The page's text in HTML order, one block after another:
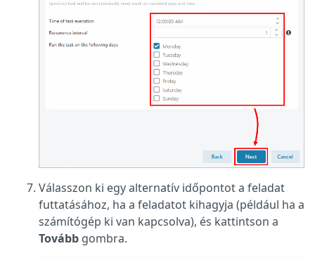
Válasszon ki egy alternatív időpontot a feladat
futtatásához, ha a feladatot kihagyja (például ha a
számítógép ki van kapcsolva), és kattintson a
Tovább gombra.